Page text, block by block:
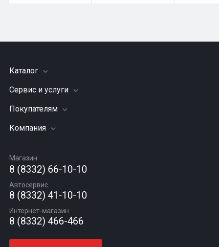
Каталог
Шины
Грузовые шины
Диски
Автомасла
Сервис и услуги
Заправка кондиционера
Подвеска (ходовая часть)
Шиномонтаж
Покупателям
Акции
Гарантии и возврат
Компания
Вакансии
Новости
Статьи
Контакты
Магазин
8 (8332) 66-10-10
Автосервис
8 (8332) 41-10-10
Интернет-магазин
8 (8332) 466-466